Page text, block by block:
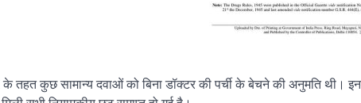
कुछ सामान्य दवाओं को बिना डॉक्टर की पर्ची के बेचने की अनुमति थी।